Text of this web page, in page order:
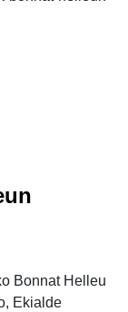
Bonnat Helleu
Ekialde